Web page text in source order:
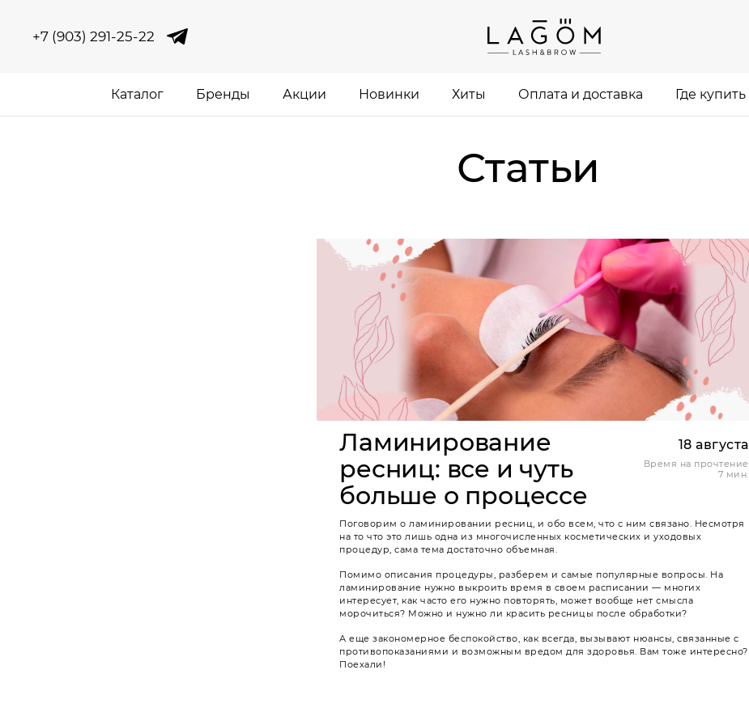
+7 (903) 291-25-22
Каталог Бренды Акции Новинки Хиты Оплата и доставка Где купить
Статьи
Ламинирование
ресниц: все и чуть
больше о процессе
18 августа
Время на прочтение
7 мин.
Поговорим о ламинировании ресниц, и обо всем, что с ним связано. Несмотря
на то что это лишь одна из многочисленных косметических и уходовых
процедур, сама тема достаточно объемная.
Помимо описания процедуры, разберем и самые популярные вопросы. На
ламинирование нужно выкроить время в своем расписании — многих
интересует, как часто его нужно повторять, может вообще нет смысла
морочиться? Можно и нужно ли красить ресницы после обработки?
А еще закономерное беспокойство, как всегда, вызывают нюансы, связанные с
противопоказаниями и возможным вредом для здоровья. Вам тоже интересно?
Поехали!